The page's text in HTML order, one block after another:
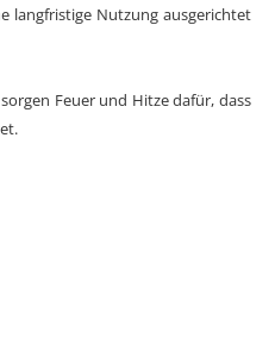
langfristige Nutzung ausgerichtet
Feuer und Hitze dafür, dass